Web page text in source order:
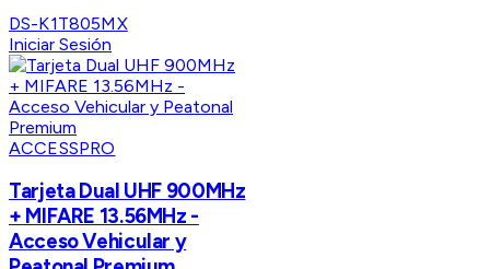
DS-K1T805MX
Iniciar Sesión
ACCESSPRO
Tarjeta Dual UHF 900MHz
+ MIFARE 13.56MHz -
Acceso Vehicular y